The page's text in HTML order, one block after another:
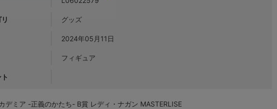
グッズ
2024年05月11日
フィギュア
ミア -正義のかたち- B賞 レディ・ナガン MASTERLISE